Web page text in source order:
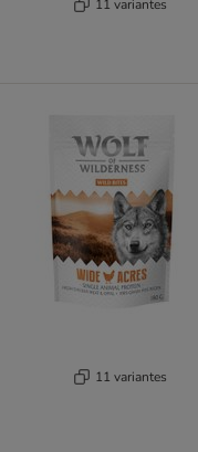
11 variantes
11 variantes